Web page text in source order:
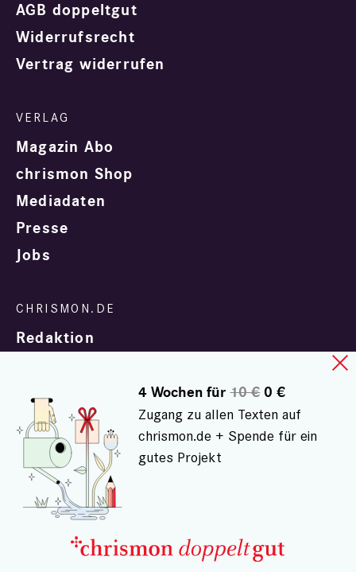
AGB doppeltgut
Widerrufsrecht
Vertrag widerrufen
Magazin Abo
chrismon Shop
Mediadaten
Presse
Jobs
Redaktion
In Zusammenarbeit mit
© chrismon.de 2001 - 2026
Alle Rechte vorbehalten.
4 Wochen für10 €0 €
Zugang zu allen Texten auf
chrismon.de + Spende für ein
gutes Projekt